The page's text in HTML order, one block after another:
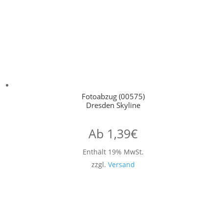
Fotoabzug (00575)
Dresden Skyline
Ab 1,39€
Enthält 19% MwSt.
zzgl. Versand